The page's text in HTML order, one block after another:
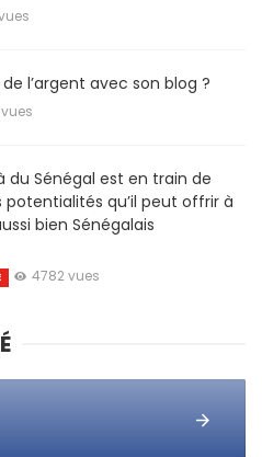
l’argent avec son blog ?
vues
du Sénégal est en train de
qu’il peut offrir à
bien Sénégalais
4782 vues